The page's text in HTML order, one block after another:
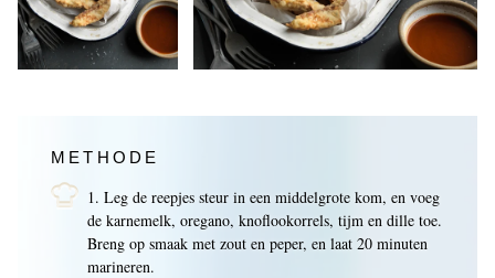
METHODE
1. Leg de reepjes steur in een middelgrote kom, en voeg
de karnemelk, oregano, knoflookorrels, tijm en dille toe.
Breng op smaak met zout en peper, en laat 20 minuten
marineren.